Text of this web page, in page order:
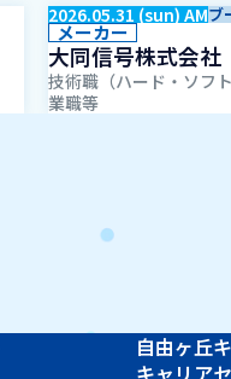
2026.05.31 (sun) AMブ
メーカー
大同信号株式会社
技術職（ハード・ソフ
業職等
自由ヶ丘
キャリア